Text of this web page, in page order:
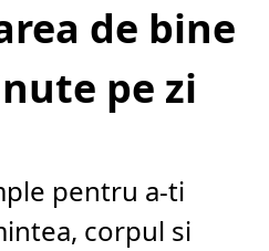
de bine
pe zi
pentru a-ti
corpul si